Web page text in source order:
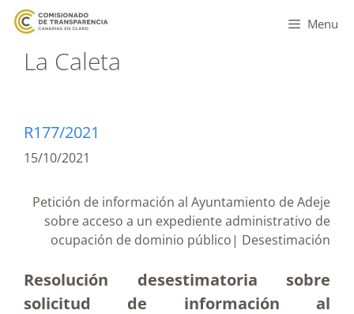
Menu
La Caleta
R177/2021
15/10/2021
Petición de información al Ayuntamiento de Adeje
sobre acceso a un expediente administrativo de
ocupación de dominio público| Desestimación
Resolución desestimatoria sobre
solicitud de información al